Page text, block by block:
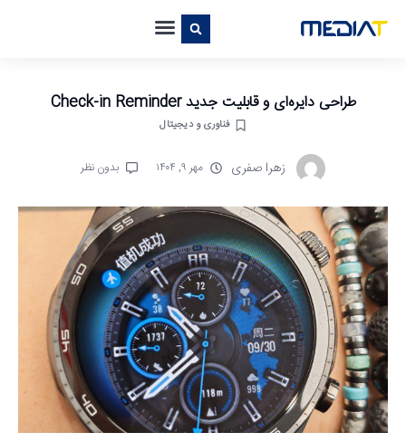
طراحی دایره‌ای و قابلیت جدید Check-in Reminder
فناوری و دیجیتال
زهرا صفری مهر ۹, ۱۴۰۴ بدون نظر